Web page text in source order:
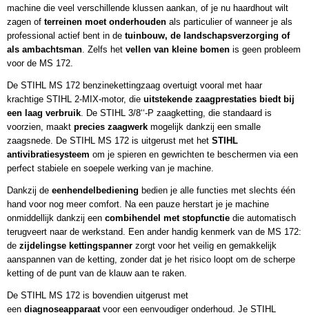
machine die veel verschillende klussen aankan, of je nu haardhout wilt
zagen of terreinen moet onderhouden als particulier of wanneer je als
professional actief bent in de tuinbouw, de landschapsverzorging of
als ambachtsman. Zelfs het vellen van kleine bomen is geen probleem
voor de MS 172.
De STIHL MS 172 benzinekettingzaag overtuigt vooral met haar
krachtige STIHL 2-MIX-motor, die uitstekende zaagprestaties biedt bij
een laag verbruik. De STIHL 3/8‘‘-P zaagketting, die standaard is
voorzien, maakt precies zaagwerk mogelijk dankzij een smalle
zaagsnede. De STIHL MS 172 is uitgerust met het STIHL
antivibratiesysteem om je spieren en gewrichten te beschermen via een
perfect stabiele en soepele werking van je machine.
Dankzij de eenhendelbediening bedien je alle functies met slechts één
hand voor nog meer comfort. Na een pauze herstart je je machine
onmiddellijk dankzij een combihendel met stopfunctie die automatisch
terugveert naar de werkstand. Een ander handig kenmerk van de MS 172:
de zijdelingse kettingspanner zorgt voor het veilig en gemakkelijk
aanspannen van de ketting, zonder dat je het risico loopt om de scherpe
ketting of de punt van de klauw aan te raken.
De STIHL MS 172 is bovendien uitgerust met
een diagnoseapparaatvoor een eenvoudiger onderhoud. Je STIHL